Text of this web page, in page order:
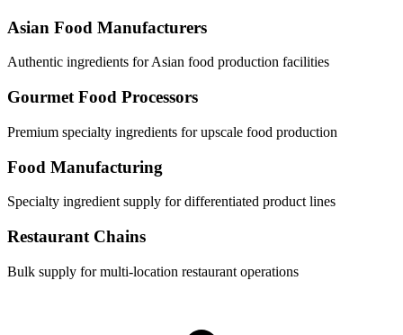
Asian Food Manufacturers
Authentic ingredients for Asian food production facilities
Gourmet Food Processors
Premium specialty ingredients for upscale food production
Food Manufacturing
Specialty ingredient supply for differentiated product lines
Restaurant Chains
Bulk supply for multi-location restaurant operations